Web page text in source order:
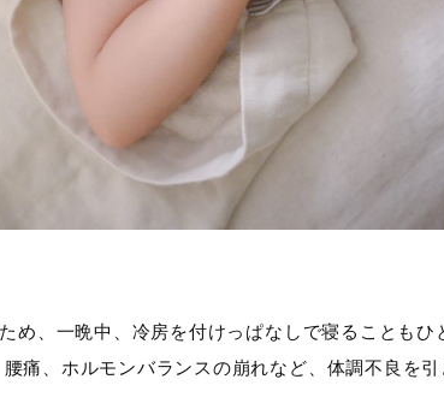
め、一晩中、冷房を付けっぱなしで寝ることもひ
痛、ホルモンバランスの崩れなど、体調不良を引